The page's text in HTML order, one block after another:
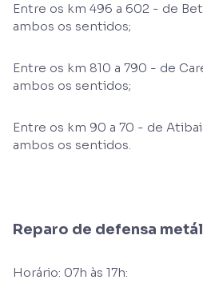
Entre os km 496 a 602 - de
ambos os sentidos;
Entre os km 810 a 790 - de
ambos os sentidos;
Entre os km 90 a 70 - de
ambos os sentidos.
Reparo de defensa
Horário: 07h às 17h: